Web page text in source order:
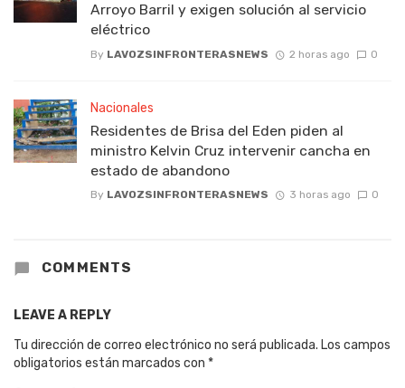
Arroyo Barril y exigen solución al servicio
eléctrico
By LAVOZSINFRONTERASNEWS 2 horas ago 0
Nacionales
Residentes de Brisa del Eden piden al
ministro Kelvin Cruz intervenir cancha en
estado de abandono
By LAVOZSINFRONTERASNEWS 3 horas ago 0
COMMENTS
LEAVE A REPLY
Tu dirección de correo electrónico no será publicada. Los campos
obligatorios están marcados con *